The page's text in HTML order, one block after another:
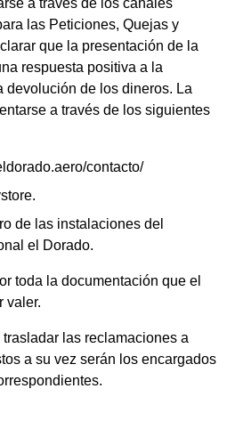
a través de los canales
las Peticiones, Quejas y
que la presentación de la
respuesta positiva a la
devolución de los dineros. La
a través de los siguientes
contacto/
de las instalaciones del
el Dorado.
toda la documentación que el
valer.
las reclamaciones a
a su vez serán los encargados